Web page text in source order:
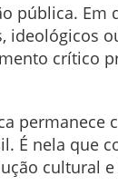
pública. Em
ideológicos
crítico
permanece
É nela que
cultural